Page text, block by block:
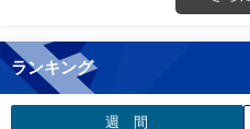
ランキング
週 間